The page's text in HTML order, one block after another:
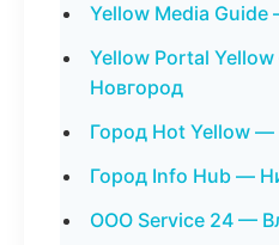
Yellow Media
Yellow Portal
Новгород
Город Hot Yellow
Город Info Hub —
ООО Service 24 —